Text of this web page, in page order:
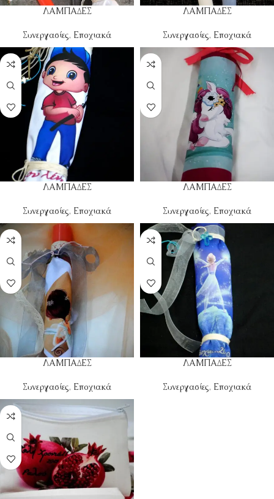
ΛΑΜΠΑΔΕΣ
Συνεργασίες, Εποχιακά
ΛΑΜΠΑΔΕΣ
Συνεργασίες, Εποχιακά
ΛΑΜΠΑΔΕΣ
Συνεργασίες, Εποχιακά
ΛΑΜΠΑΔΕΣ
Συνεργασίες, Εποχιακά
ΛΑΜΠΑΔΕΣ
Συνεργασίες, Εποχιακά
ΛΑΜΠΑΔΕΣ
Συνεργασίες, Εποχιακά